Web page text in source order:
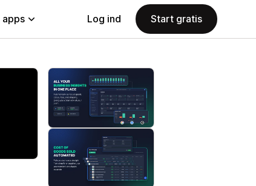
apps Log ind Start gratis